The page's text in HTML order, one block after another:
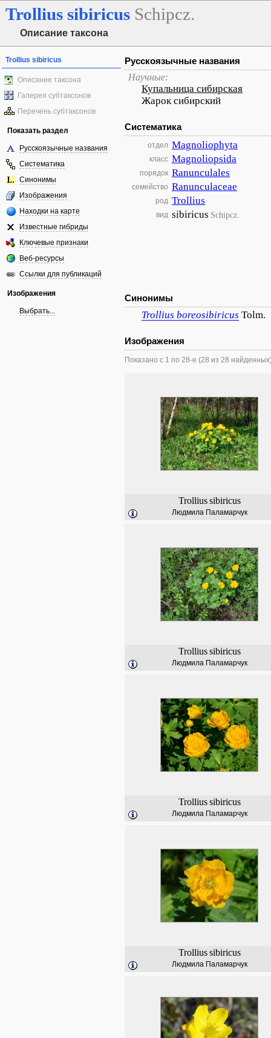
Trollius sibiricus Schipcz.
Описание таксона
Trollius sibiricus
Описание таксона
Галерея субтаксонов
Перечень субтаксонов
Показать раздел
Русскоязычные названия
Систематика
Синонимы
Изображения
Находки на карте
Известные гибриды
Ключевые признаки
Веб-ресурсы
Ссылки для публикаций
Изображения
Выбрать...
Русскоязычные названия
Научные:
Купальница сибирская
Жарок сибирский
Систематика
отдел Magnoliophyta
класс Magnoliopsida
порядок Ranunculales
семейство Ranunculaceae
род Trollius
вид sibiricus Schipcz.
Синонимы
Trollius boreosibiricus Tolm.
Изображения
Показано с 1 по 28-е (28 из 28
Trollius sibiricus
Людмила Паламарчук
Trollius sibiricus
Людмила Паламарчук
Trollius sibiricus
Людмила Паламарчук
Trollius sibiricus
Людмила Паламарчук